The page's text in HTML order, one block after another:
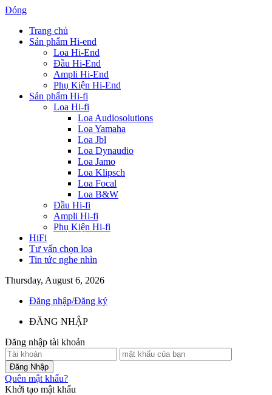
Đóng
Trang chủ
Sản phẩm Hi-end
Loa Hi-End
Đầu Hi-End
Ampli Hi-End
Phụ Kiện Hi-End
Sản phẩm Hi-fi
Loa Hi-fi
Loa Audiosolutions
Loa Yamaha
Loa Jbl
Loa Dynaudio
Loa Jamo
Loa Klipsch
Loa Focal
Loa B&W
Đầu Hi-fi
Ampli Hi-fi
Phụ Kiện Hi-fi
HiFi
Tư vấn chọn loa
Tin tức nghe nhìn
Thursday, August 6, 2026
Đăng nhập/Đăng ký
ĐĂNG NHẬP
Đăng nhập tài khoản
Quên mật khẩu?
Khởi tạo mật khẩu